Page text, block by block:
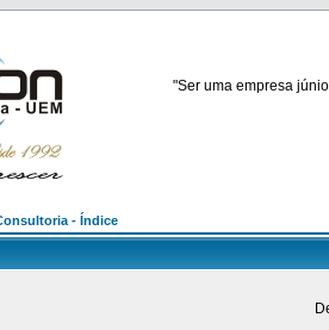
"Ser uma empresa
- Índice